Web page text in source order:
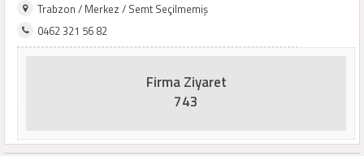
Trabzon / Merkez / Semt Seçilmemiş
0462 321 56 82
Firma Ziyaret
743